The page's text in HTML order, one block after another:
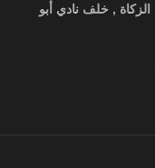
, خلف نادي أبو